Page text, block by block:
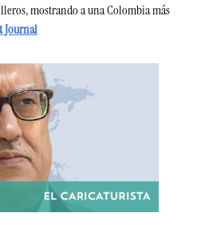
mostrando a una Colombia más
Journal